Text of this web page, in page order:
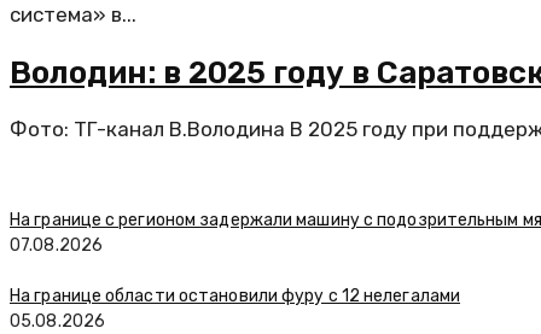
система» в...
Володин: в 2025 году в
Фото: ТГ-канал В.Володина В 2025 году при
На границе с регионом задержали машину с подозрительным
07.08.2026
На границе области остановили фуру с 12 нелегалами
05.08.2026